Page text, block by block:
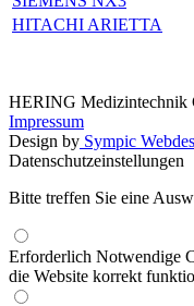
HITACHI ARIETTA
HERING Medizintechnik
Impressum
Design by Sympic
Datenschutzeinstellungen
Bitte treffen Sie eine
Erforderlich Notwendige
die Website korrekt